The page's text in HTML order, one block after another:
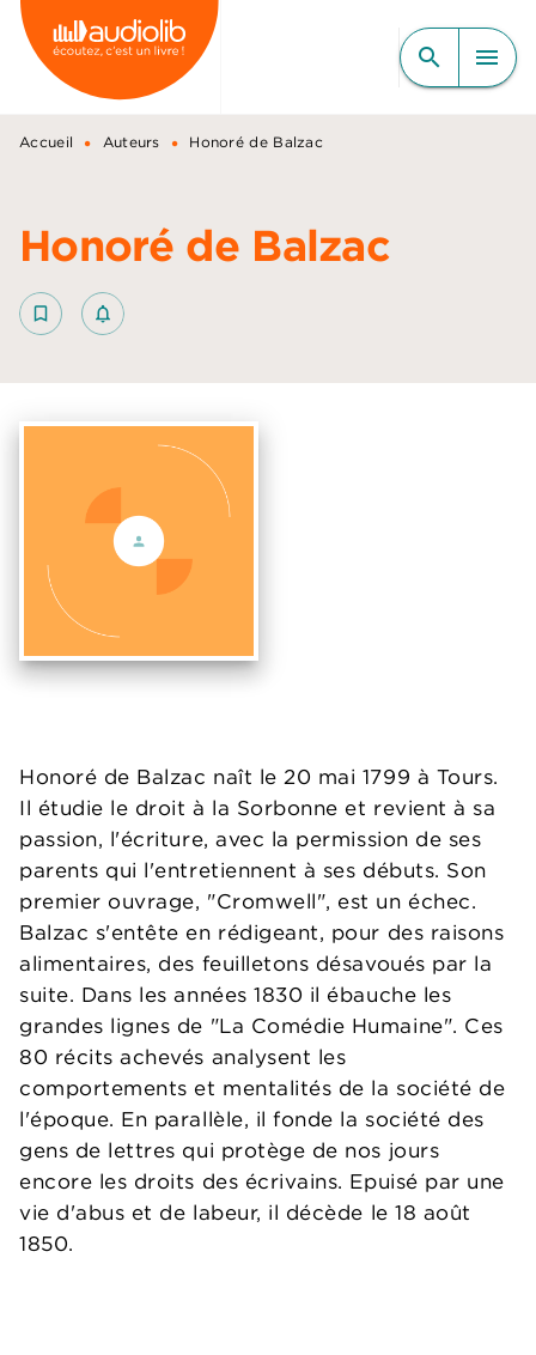
MENU RECHERCHE
CONTENU
PIED DE PAGE
search menu
Accueil • Auteurs • Honoré de Balzac
Honoré de Balzac
bookmark_border notifications_none_outlined
Honoré de Balzac naît le 20 mai 1799 à Tours.
Il étudie le droit à la Sorbonne et revient à sa
passion, l'écriture, avec la permission de ses
parents qui l'entretiennent à ses débuts. Son
premier ouvrage, "Cromwell", est un échec.
Balzac s'entête en rédigeant, pour des raisons
alimentaires, des feuilletons désavoués par la
suite. Dans les années 1830 il ébauche les
grandes lignes de "La Comédie Humaine". Ces
80 récits achevés analysent les
comportements et mentalités de la société de
l'époque. En parallèle, il fonde la société des
gens de lettres qui protège de nos jours
encore les droits des écrivains. Epuisé par une
vie d'abus et de labeur, il décède le 18 août
1850.